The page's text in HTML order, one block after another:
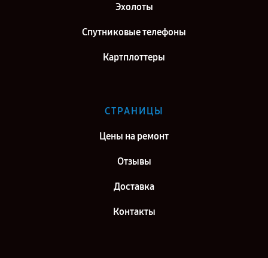
Эхолоты
Спутниковые телефоны
Картплоттеры
СТРАНИЦЫ
Цены на ремонт
Отзывы
Доставка
Контакты